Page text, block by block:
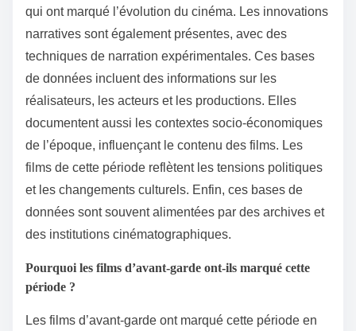
qui ont marqué l’évolution du cinéma. Les innovations
narratives sont également présentes, avec des
techniques de narration expérimentales. Ces bases
de données incluent des informations sur les
réalisateurs, les acteurs et les productions. Elles
documentent aussi les contextes socio-économiques
de l’époque, influençant le contenu des films. Les
films de cette période reflètent les tensions politiques
et les changements culturels. Enfin, ces bases de
données sont souvent alimentées par des archives et
des institutions cinématographiques.
Pourquoi les films d’avant-garde ont-ils marqué cette
période ?
Les films d’avant-garde ont marqué cette période en